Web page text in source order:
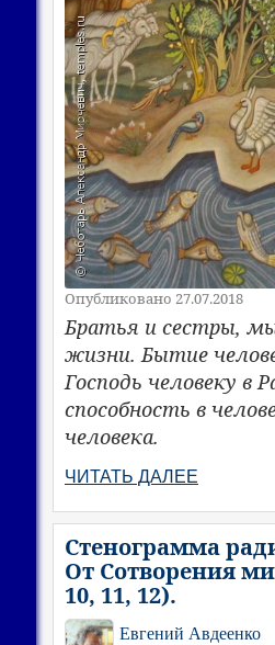
Опубликовано 27.07.2018
Братья и сестры,
жизни. Бытие
Господь человеку в
способность в
человека.
ЧИТАТЬ ДАЛЕЕ
Стенограмма
От Сотворения
10, 11, 12).
Евгений Авдеенко